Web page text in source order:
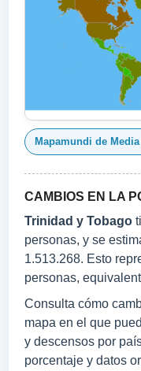
Mapamundi de
CAMBIOS EN LA
Trinidad y Tobago
personas, y se
1.513.268. Esto
personas,
Consulta cómo
mapa en el que
y descensos por
porcentaje y datos